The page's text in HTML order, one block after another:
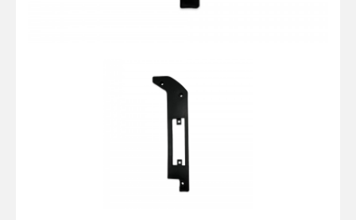
Оснащение прицепов
Автономное отопление и
Стяжные ремни и тросы